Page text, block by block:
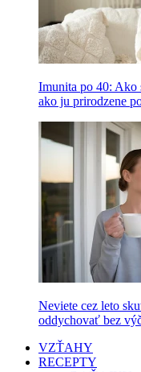
Imunita po 40: Ako
ako ju prirodzene
Neviete cez leto
oddychovať bez
VZŤAHY
RECEPTY